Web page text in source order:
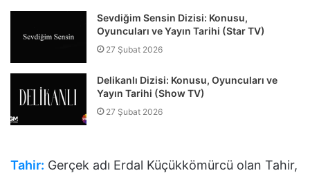
Sevdiğim Sensin Dizisi: Konusu,
Oyuncuları ve Yayın Tarihi (Star TV)
27 Şubat 2026
Delikanlı Dizisi: Konusu, Oyuncuları ve
Yayın Tarihi (Show TV)
27 Şubat 2026
Tahir: Gerçek adı Erdal Küçükkömürcü olan Tahir,